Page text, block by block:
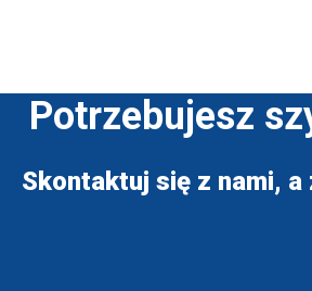
Potrzebujesz
Skontaktuj się z nami,